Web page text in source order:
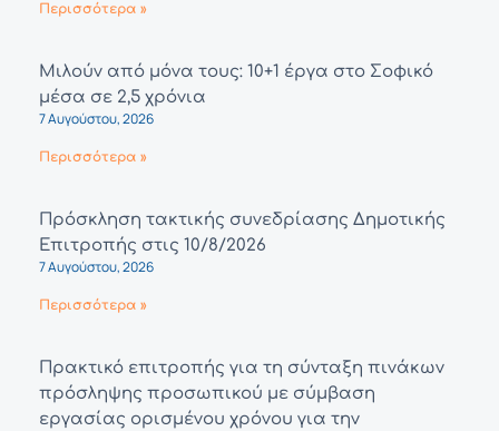
Περισσότερα »
Μιλούν από μόνα τους: 10+1 έργα στο Σοφικό
μέσα σε 2,5 χρόνια
7 Αυγούστου, 2026
Περισσότερα »
Πρόσκληση τακτικής συνεδρίασης Δημοτικής
Επιτροπής στις 10/8/2026
7 Αυγούστου, 2026
Περισσότερα »
Πρακτικό επιτροπής για τη σύνταξη πινάκων
πρόσληψης προσωπικού με σύμβαση
εργασίας ορισμένου χρόνου για την